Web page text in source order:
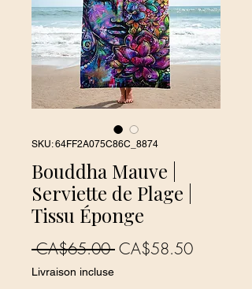
SKU: 64FF2A075C86C_8874
Bouddha Mauve |
Serviette de Plage |
Tissu Éponge
CA$65.00 Regular
CA$58.50Sale
Livraison incluse